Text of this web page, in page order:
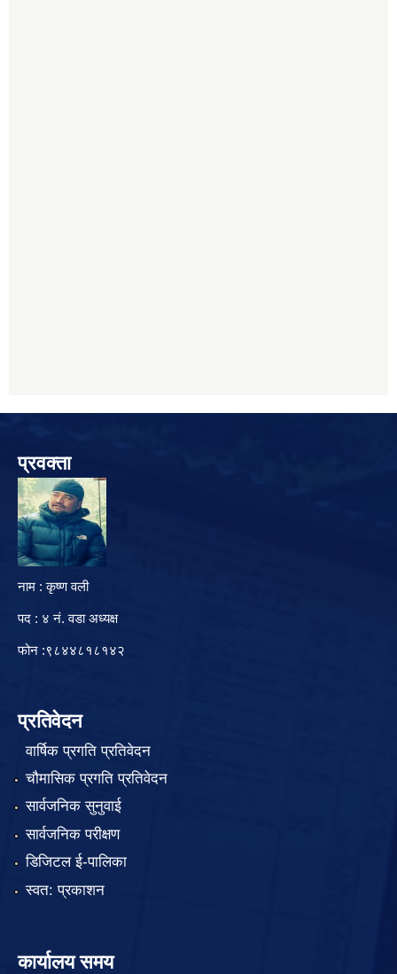
प्रवक्ता
नाम : कृष्ण वली
पद : ४ नं. वडा अध्यक्ष
फोन :९८४४८१८१४२
प्रतिवेदन
वार्षिक प्रगति प्रतिवेदन
चौमासिक प्रगति प्रतिवेदन
सार्वजनिक सुनुवाई
सार्वजनिक परीक्षण
डिजिटल ई-पालिका
स्वत: प्रकाशन
कार्यालय समय